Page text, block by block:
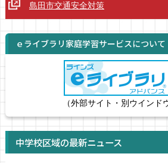
島田市交通安全対策
ｅライブラリ家庭学習サービスについて
（外部サイト・別ウインド
中学校区域の最新ニュース